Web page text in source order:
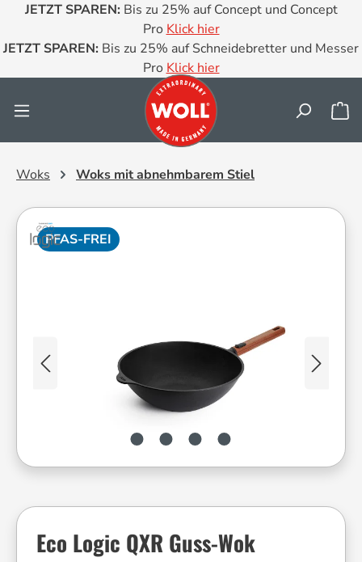
Zum Hauptinhalt springen
JETZT SPAREN: Bis zu 25% auf Concept und Concept
Pro Klick hier
JETZT SPAREN: Bis zu 25% auf Schneidebretter und Messer
Pro Klick hier
Woks Woks mit abnehmbarem Stiel
PFAS-FREI
Eco Logic QXR Guss-Wok